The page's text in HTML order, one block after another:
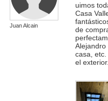
Juan Alcain
uimos
Casa
de
casa,
el